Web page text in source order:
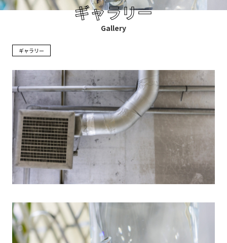
ギャラリー
Gallery
ギャラリー